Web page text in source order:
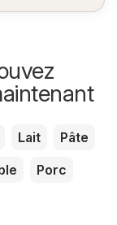
Lait
Pâte
Porc